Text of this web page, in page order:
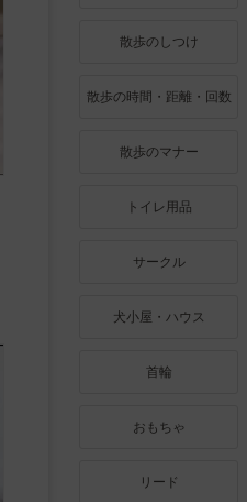
散歩のしつけ
散歩の時間・距離・回数
散歩のマナー
トイレ用品
サークル
犬小屋・ハウス
首輪
おもちゃ
リード